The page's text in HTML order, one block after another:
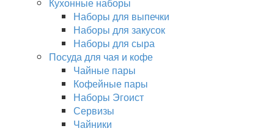
Наборы для выпечки
Наборы для закусок
Наборы для сыра
Посуда для чая и кофе
Чайные пары
Кофейные пары
Наборы Эгоист
Сервизы
Чайники